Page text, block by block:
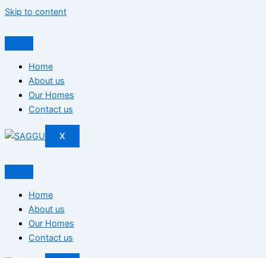
Skip to content
Home
About us
Our Homes
Contact us
X
Home
About us
Our Homes
Contact us